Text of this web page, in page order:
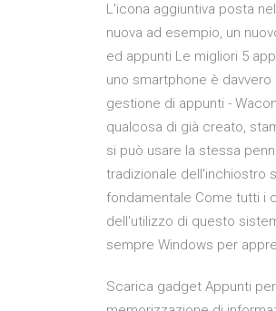
L'icona aggiuntiva posta
nuova ad esempio, un
ed appunti Le migliori 5
uno smartphone è
gestione di appunti -
qualcosa di già creato,
si può usare la stessa
tradizionale dell'inchiostro
fondamentale Come tutti i
dell'utilizzo di questo
sempre Windows per
Scarica gadget Appunti